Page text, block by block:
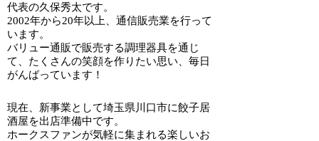
代表の久保秀太です。
2002年から20年以上、通信販売業を行って
います。
バリュー通販で販売する調理器具を通じ
て、たくさんの笑顔を作りたい思い、毎日
がんばっています！
現在、新事業として埼玉県川口市に餃子居
酒屋を出店準備中です。
ホークスファンが気軽に集まれる楽しいお